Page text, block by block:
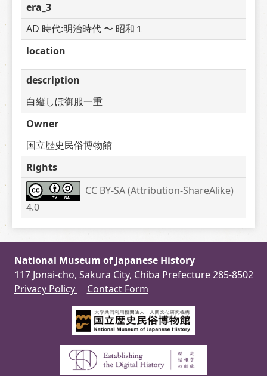
era_3
AD 時代:明治時代 〜 昭和１
location
description
白縦しぼ御服一重
Owner
国立歴史民俗博物館
Rights
CC BY-SA (Attribution-ShareAlike)
4.0
National Museum of Japanese History
117 Jonai-cho, Sakura City, Chiba Prefecture 285-8502
Privacy Policy
Contact Form